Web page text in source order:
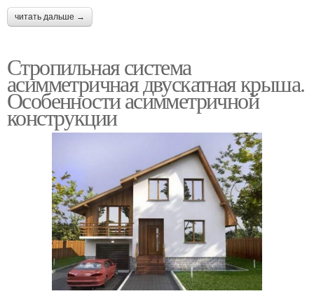
читать дальше →
Стропильная система
асимметричная двускатная крыша.
Особенности асимметричной
конструкции